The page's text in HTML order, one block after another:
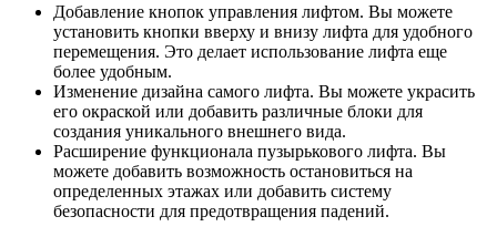
Добавление кнопок управления лифтом. Вы можете
установить кнопки вверху и внизу лифта для удобного
перемещения. Это делает использование лифта еще
более удобным.
Изменение дизайна самого лифта. Вы можете украсить
его окраской или добавить различные блоки для
создания уникального внешнего вида.
Расширение функционала пузырькового лифта. Вы
можете добавить возможность остановиться на
определенных этажах или добавить систему
безопасности для предотвращения падений.